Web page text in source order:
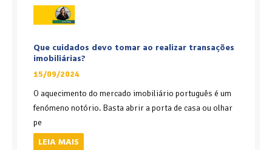
Que cuidados devo tomar ao realizar transações
imobiliárias?
15/09/2024
O aquecimento do mercado imobiliário português é um
fenómeno notório. Basta abrir a porta de casa ou olhar
pe
LEIA MAIS